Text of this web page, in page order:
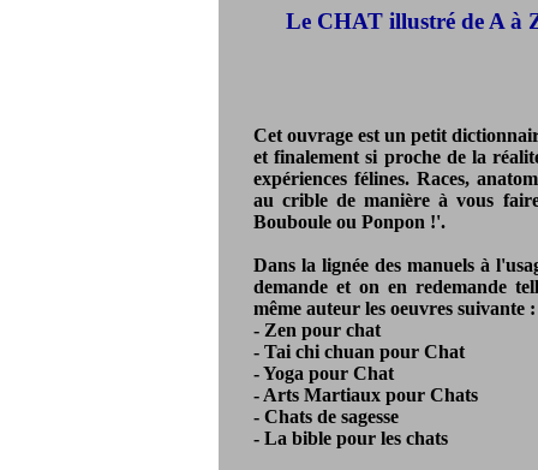
Le CHAT illustré de A à
Cet ouvrage est un petit
et finalement si proche de la
expériences félines. Races,
au crible de manière à vous
Bouboule ou Ponpon !'.
Dans la lignée des manuels à
demande et on en redemande
même auteur les oeuvres suivante :
- Zen pour chat
- Tai chi chuan pour Chat
- Yoga pour Chat
- Arts Martiaux pour Chats
- Chats de sagesse
- La bible pour les chats